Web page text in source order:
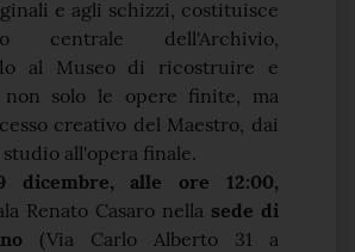
e agli schizzi, costituisce
centrale dell'Archivio,
al Museo di ricostruire e
non solo le opere finite, ma
creativo del Maestro, dai
all'opera finale.
dicembre, alle ore 12:00,
Renato Casaro nella sede di
(Via Carlo Alberto 31 a